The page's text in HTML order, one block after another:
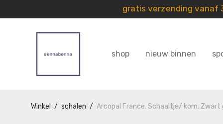
gratis verzending vanaf
shop nieuw binnen
Winkel / schalen / Arcopal France. Schaaltje/ kom. Zwart